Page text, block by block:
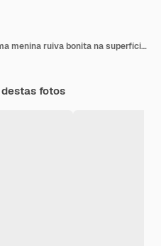
Retrato de uma criança - uma menina ruiva bonita na superfície de um campo de dentes de leão e hortaliças.
fotos